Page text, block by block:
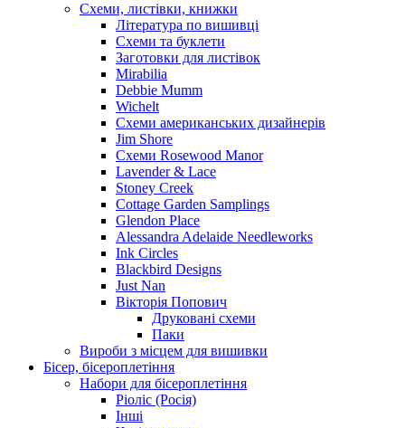
Схеми, листівки, книжки
Література по вишивці
Схеми та буклети
Заготовки для листівок
Mirabilia
Debbie Mumm
Wichelt
Схеми американських дизайнерів
Jim Shore
Cхеми Rosewood Manor
Lavender & Lace
Stoney Creek
Cottage Garden Samplings
Glendon Place
Alessandra Adelaide Needleworks
Ink Circles
Blackbird Designs
Just Nan
Вікторія Попович
Друковані схеми
Паки
Вироби з місцем для вишивки
Бісер, бісероплетіння
Набори для бісероплетіння
Ріоліс (Росія)
Інші